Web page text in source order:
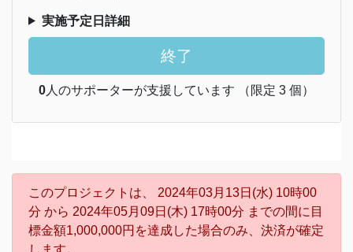
実施予定日詳細
終了
0人のサポーターが支援しています （限定 3 個）
このプロジェクトは、 2024年03月13日(水) 10時00
分 から 2024年05月09日(木) 17時00分 までの間に目
標金額1,000,000円を達成した場合のみ、決済が確定
します。